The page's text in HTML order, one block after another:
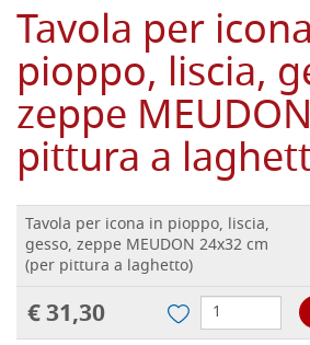
Tavola per
pioppo, liscia,
zeppe
pittura a
Tavola per icona in pioppo, liscia,
gesso, zeppe MEUDON 24x32 cm
(per pittura a laghetto)
€ 31,30